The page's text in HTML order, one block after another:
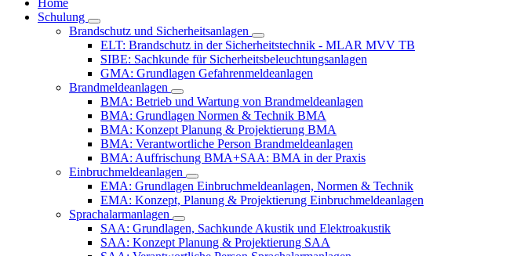
Home
Schulung
Brandschutz und Sicherheitsanlagen
ELT: Brandschutz in der Sicherheitstechnik - MLAR MVV TB
SIBE: Sachkunde für Sicherheitsbeleuchtungsanlagen
GMA: Grundlagen Gefahrenmeldeanlagen
Brandmeldeanlagen
BMA: Betrieb und Wartung von Brandmeldeanlagen
BMA: Grundlagen Normen & Technik BMA
BMA: Konzept Planung & Projektierung BMA
BMA: Verantwortliche Person Brandmeldeanlagen
BMA: Auffrischung BMA+SAA: BMA in der Praxis
Einbruchmeldeanlagen
EMA: Grundlagen Einbruchmeldeanlagen, Normen & Technik
EMA: Konzept, Planung & Projektierung Einbruchmeldeanlagen
Sprachalarmanlagen
SAA: Grundlagen, Sachkunde Akustik und Elektroakustik
SAA: Konzept Planung & Projektierung SAA